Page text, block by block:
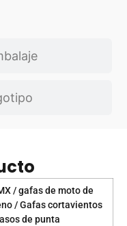
/ gafas de moto de
/ Gafas cortavientos
de punta